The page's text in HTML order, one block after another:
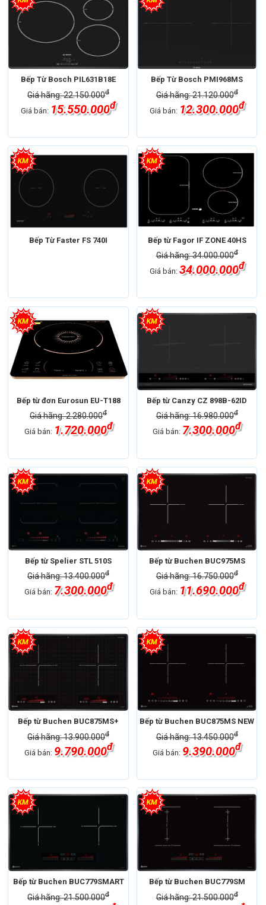
Bếp Từ Bosch PIL631B18E
Giá hãng: 22.150.000đ
Giá bán: 15.550.000đ
Bếp Từ Bosch PMI968MS
Giá hãng: 21.120.000đ
Giá bán: 12.300.000đ
Bếp Từ Faster FS 740I Bếp từ Fagor IF ZONE 40HS
Giá hãng: 34.000.000đ
Giá bán: 34.000.000đ
Bếp từ đơn Eurosun EU-T188
Giá hãng: 2.280.000đ
Giá bán: 1.720.000đ
Bếp từ Canzy CZ 898B-62ID
Giá hãng: 16.980.000đ
Giá bán: 7.300.000đ
Bếp từ Spelier STL 510S
Giá hãng: 13.400.000đ
Giá bán: 7.300.000đ
Bếp từ Buchen BUC975MS
Giá hãng: 16.750.000đ
Giá bán: 11.690.000đ
Bếp từ Buchen BUC875MS+
Giá hãng: 13.900.000đ
Giá bán: 9.790.000đ
Bếp từ Buchen BUC875MS NEW
Giá hãng: 13.450.000đ
Giá bán: 9.390.000đ
Bếp từ Buchen BUC779SMART
Giá hãng: 21.500.000đ
Bếp từ Buchen BUC779SM
Giá hãng: 21.500.000đ